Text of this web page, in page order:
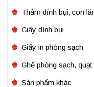
Thảm dính bụi, con
Giấy dính bụi
Giấy in phòng sạch
Ghế phòng sạch,
Sản phẩm khác